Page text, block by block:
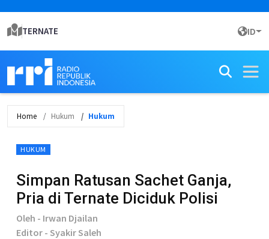
TERNATE ID
Home Hukum Hukum
HUKUM
Simpan Ratusan Sachet Ganja,
Pria di Ternate Diciduk Polisi
Oleh - Irwan Djailan
Editor - Syakir Saleh